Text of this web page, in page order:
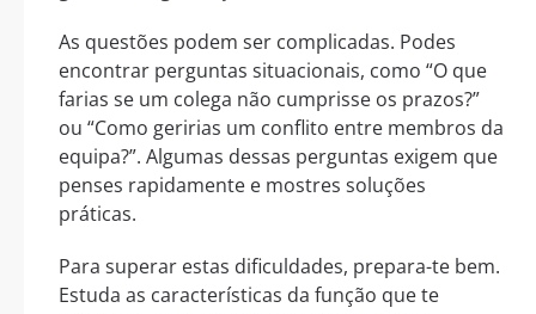
As questões podem ser complicadas. Podes
encontrar perguntas situacionais, como “O que
farias se um colega não cumprisse os prazos?”
ou “Como geririas um conflito entre membros da
equipa?”. Algumas dessas perguntas exigem que
penses rapidamente e mostres soluções
práticas.
Para superar estas dificuldades, prepara-te bem.
Estuda as características da função que te